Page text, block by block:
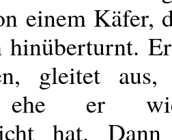
einem Käfer,
hinüberturnt.
gleitet
ehe er
hat.